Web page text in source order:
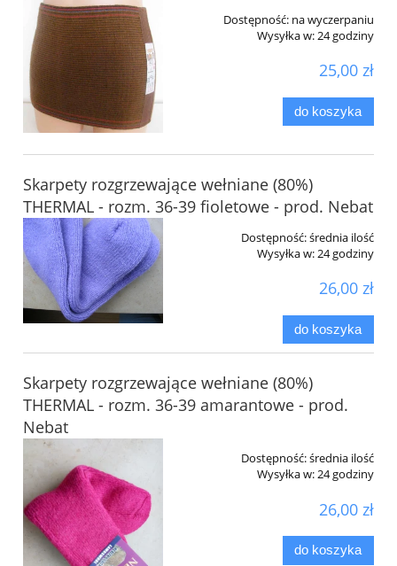
Dostępność: na wyczerpaniu
Wysyłka w:24 godziny
25,00 zł
do koszyka
Skarpety rozgrzewające wełniane (80%)
THERMAL - rozm. 36-39 fioletowe - prod. Nebat
Dostępność:średnia ilość
Wysyłka w:24 godziny
26,00 zł
do koszyka
Skarpety rozgrzewające wełniane (80%)
THERMAL - rozm. 36-39 amarantowe - prod.
Nebat
Dostępność:średnia ilość
Wysyłka w:24 godziny
26,00 zł
do koszyka